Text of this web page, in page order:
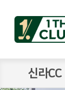
신라CC